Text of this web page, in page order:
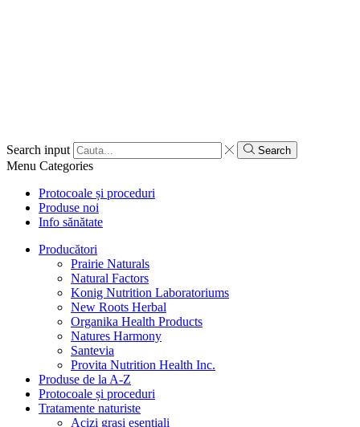
Search input Search
Menu Categories
Protocoale și proceduri
Produse noi
Info sănătate
Producători
Prairie Naturals
Natural Factors
Konig Nutrition Laboratoriums
New Roots Herbal
Organika Health Products
Natures Harmony
Santevia
Provita Nutrition Health Inc.
Produse de la A-Z
Protocoale și proceduri
Tratamente naturiste
Acizi grași esențiali